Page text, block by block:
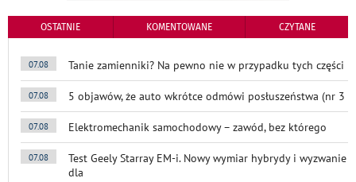
OSTATNIE KOMENTOWANE CZYTANE
07.08 Tanie zamienniki? Na pewno nie w przypadku tych części
07.08 5 objawów, że auto wkrótce odmówi posłuszeństwa (nr 3
07.08 Elektromechanik samochodowy – zawód, bez którego
07.08
Test Geely Starray EM-i. Nowy wymiar hybrydy i wyzwanie
dla